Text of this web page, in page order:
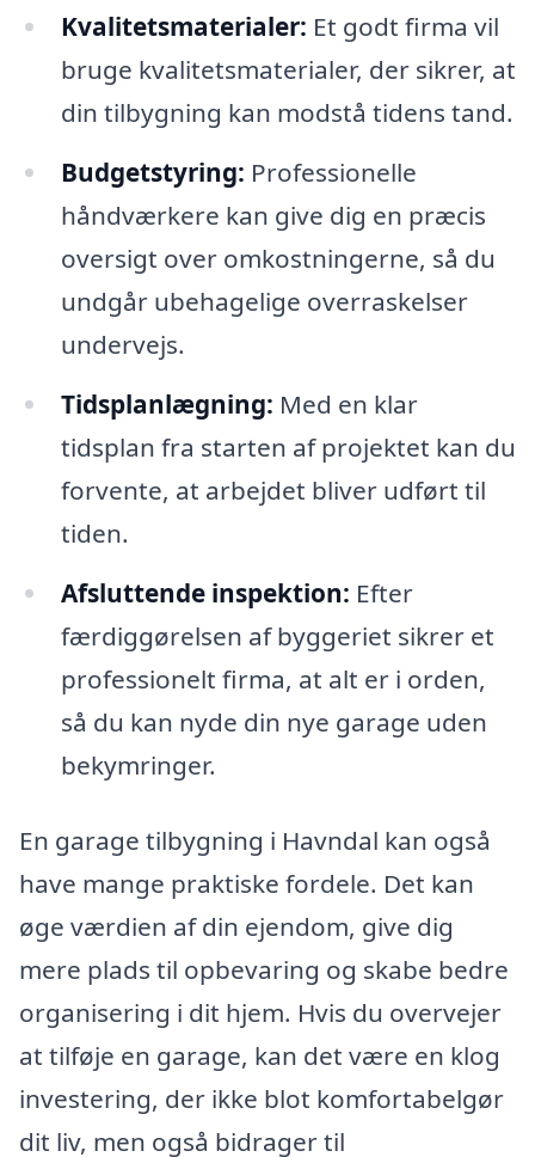
Kvalitetsmaterialer: Et godt firma vil
bruge kvalitetsmaterialer, der sikrer, at
din tilbygning kan modstå tidens tand.
Budgetstyring: Professionelle
håndværkere kan give dig en præcis
oversigt over omkostningerne, så du
undgår ubehagelige overraskelser
undervejs.
Tidsplanlægning: Med en klar
tidsplan fra starten af projektet kan du
forvente, at arbejdet bliver udført til
tiden.
Afsluttende inspektion: Efter
færdiggørelsen af byggeriet sikrer et
professionelt firma, at alt er i orden,
så du kan nyde din nye garage uden
bekymringer.
En garage tilbygning i Havndal kan også
have mange praktiske fordele. Det kan
øge værdien af din ejendom, give dig
mere plads til opbevaring og skabe bedre
organisering i dit hjem. Hvis du overvejer
at tilføje en garage, kan det være en klog
investering, der ikke blot komfortabelgør
dit liv, men også bidrager til